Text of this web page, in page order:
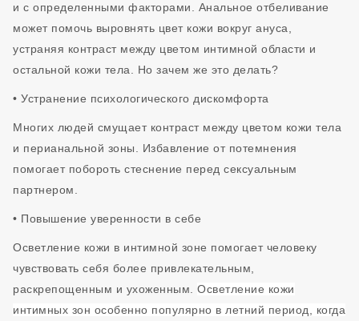
и с определенными факторами. Анальное отбеливание
может помочь выровнять цвет кожи вокруг ануса,
устраняя контраст между цветом интимной области и
остальной кожи тела. Но зачем же это делать?
• Устранение психологического дискомфорта
Многих людей смущает контраст между цветом кожи тела
и перианальной зоны. Избавление от потемнения
помогает побороть стеснение перед сексуальным
партнером.
• Повышение уверенности в себе
Осветление кожи в интимной зоне помогает человеку
чувствовать себя более привлекательным,
раскрепощенным и ухоженным. Осветление кожи
интимных зон особенно популярно в летний период, когда